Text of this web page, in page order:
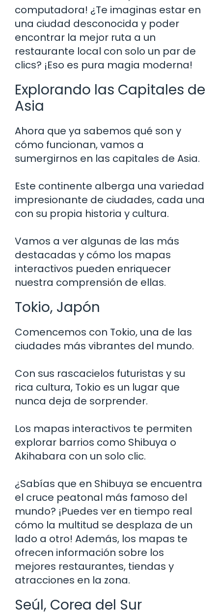
computadora! ¿Te imaginas estar en
una ciudad desconocida y poder
encontrar la mejor ruta a un
restaurante local con solo un par de
clics? ¡Eso es pura magia moderna!
Explorando las Capitales de
Asia
Ahora que ya sabemos qué son y
cómo funcionan, vamos a
sumergirnos en las capitales de Asia.
Este continente alberga una variedad
impresionante de ciudades, cada una
con su propia historia y cultura.
Vamos a ver algunas de las más
destacadas y cómo los mapas
interactivos pueden enriquecer
nuestra comprensión de ellas.
Tokio, Japón
Comencemos con Tokio, una de las
ciudades más vibrantes del mundo.
Con sus rascacielos futuristas y su
rica cultura, Tokio es un lugar que
nunca deja de sorprender.
Los mapas interactivos te permiten
explorar barrios como Shibuya o
Akihabara con un solo clic.
¿Sabías que en Shibuya se encuentra
el cruce peatonal más famoso del
mundo? ¡Puedes ver en tiempo real
cómo la multitud se desplaza de un
lado a otro! Además, los mapas te
ofrecen información sobre los
mejores restaurantes, tiendas y
atracciones en la zona.
Seúl, Corea del Sur